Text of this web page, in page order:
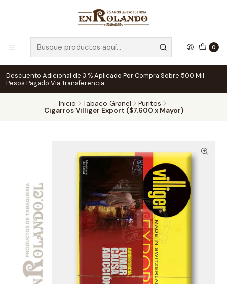
0
Descuento Adicional de 3 % Aplicado Por Compra Sobre 500 Mil
Pesos Pagado Via Transferencia.
Inicio Tabaco Granel Puritos
Cigarros Villiger Export ($7.600 x Mayor)